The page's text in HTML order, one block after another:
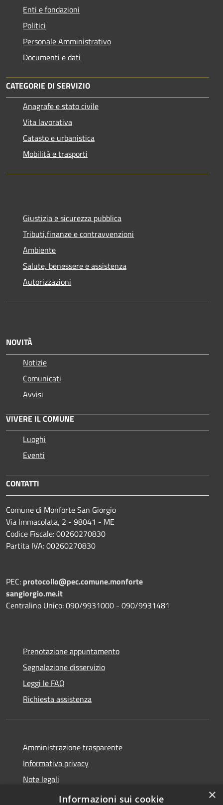
Enti e fondazioni
Politici
Personale Amministrativo
Documenti e dati
CATEGORIE DI SERVIZIO
Anagrafe e stato civile
Vita lavorativa
Catasto e urbanistica
Mobilità e trasporti
Giustizia e sicurezza pubblica
Tributi,finanze e contravvenzioni
Ambiente
Salute, benessere e assistenza
Autorizzazioni
NOVITÀ
Notizie
Comunicati
Avvisi
VIVERE IL COMUNE
Luoghi
Eventi
CONTATTI
Comune di Monforte San Giorgio
Via Immacolata, 2 - 98041 - ME
Codice Fiscale: 00260270830
Partita IVA: 00260270830
PEC: protocollo@pec.comune.monforte
sangiorgio.me.it
Centralino Unico: 090/9931000 - 090/9931481
Prenotazione appuntamento
Segnalazione disservizio
Leggi le FAQ
Richiesta assistenza
Amministrazione trasparente
Informativa privacy
Note legali
Dichiarazione di accessibilità
×
Informazioni sui cookie